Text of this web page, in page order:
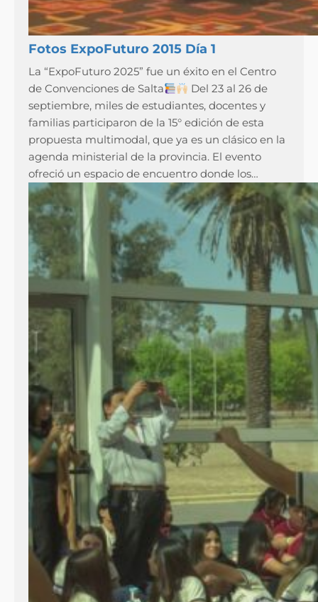
Fotos ExpoFuturo 2015 Día 1
La “ExpoFuturo 2025” fue un éxito en el Centro
de Convenciones de Salta
Del 23 al 26 de
septiembre, miles de estudiantes, docentes y
familias participaron de la 15° edición de esta
propuesta multimodal, que ya es un clásico en la
agenda ministerial de la provincia. El evento
ofreció un espacio de encuentro donde los…